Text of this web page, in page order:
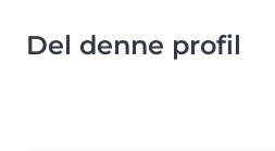
Del denne profil